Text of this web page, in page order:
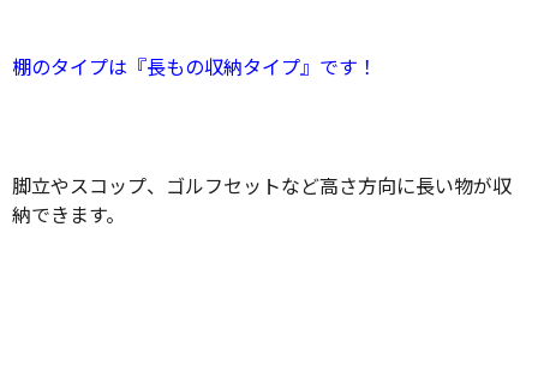
棚のタイプは『長もの収納タイプ』です！
脚立やスコップ、ゴルフセットなど高さ方向に長い物が収
納できます。